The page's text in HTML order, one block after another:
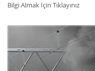
Bilgi Almak İçin Tıklayınız